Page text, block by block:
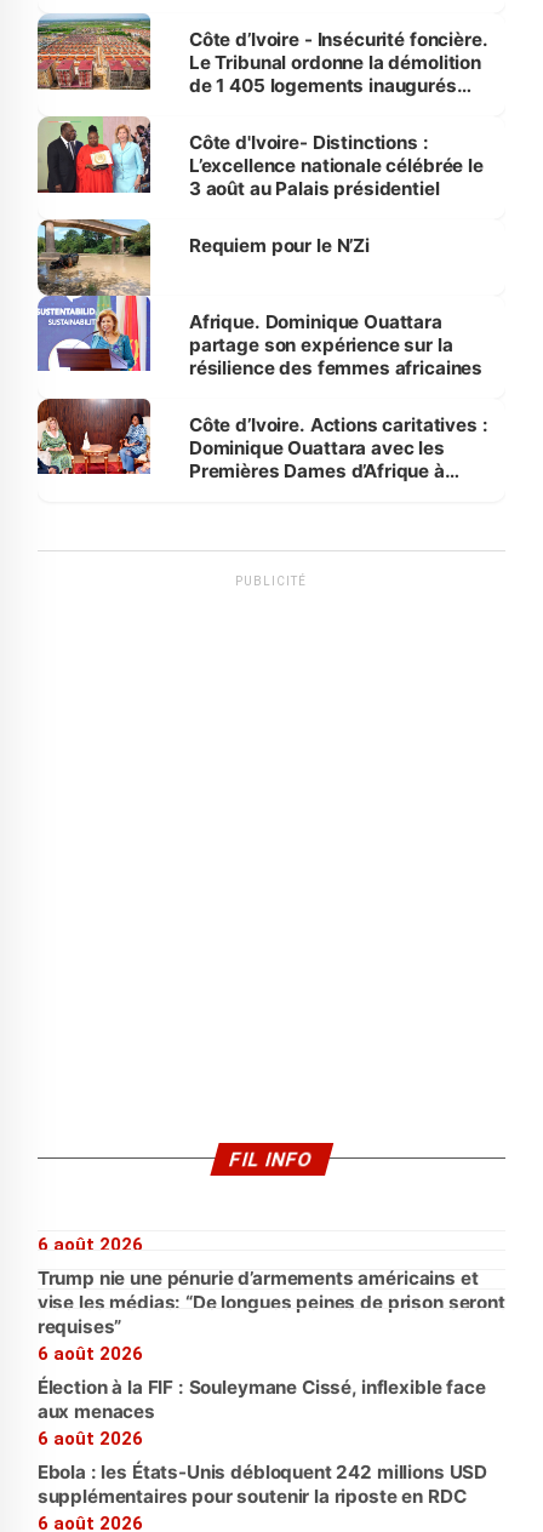
Côte d’Ivoire - Insécurité foncière.
Le Tribunal ordonne la démolition
de 1 405 logements inaugurés
Bassam
Côte d'Ivoire- Distinctions :
L’excellence nationale célébrée le
3 août au Palais présidentiel
Requiem pour le N’Zi
Afrique. Dominique Ouattara
partage son expérience sur la
résilience des femmes africaines
Côte d’Ivoire. Actions caritatives :
Dominique Ouattara avec les
Premières Dames d’Afrique à
PUBLICITÉ
FIL INFO
6 août 2026
Trump nie une pénurie d’armements américains et
vise les médias: “De longues peines de prison seront
requises”
6 août 2026
Élection à la FIF : Souleymane Cissé, inflexible face
aux menaces
6 août 2026
Ebola : les États-Unis débloquent 242 millions USD
supplémentaires pour soutenir la riposte en RDC
6 août 2026